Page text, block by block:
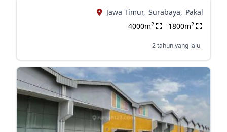
Jawa Timur, Surabaya, Pakal
4000m2 1800m2
2 tahun yang lalu